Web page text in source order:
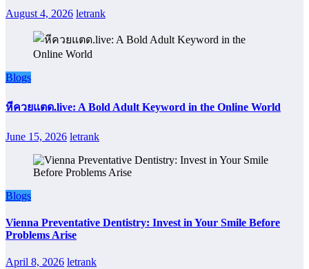
August 4, 2026 letrank
Blogs
หีควยแตด.live: A Bold Adult Keyword in the Online World
June 15, 2026 letrank
Blogs
Vienna Preventative Dentistry: Invest in Your Smile Before
Problems Arise
April 8, 2026 letrank